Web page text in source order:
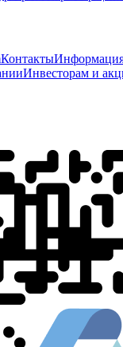
Контакты
Инвесторам и